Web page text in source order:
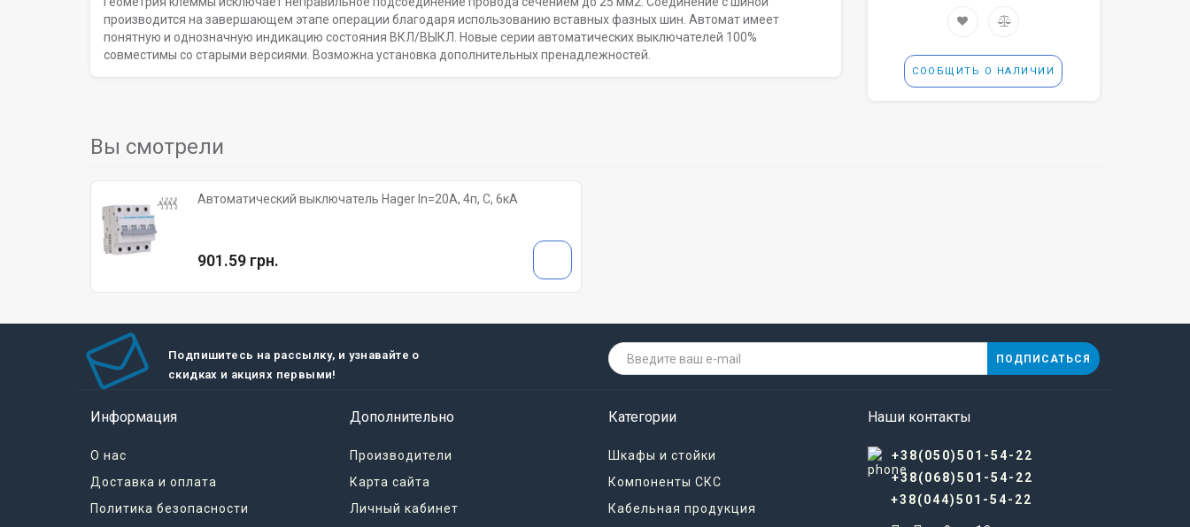
производится на завершающем этапе операции благодаря использованию вставных фазных шин. Автомат имеет
понятную и однозначную индикацию состояния ВКЛ/ВЫКЛ. Новые серии автоматических выключателей 100%
совместимы со старыми версиями. Возможна установка дополнительных пренадлежностей.
СООБЩИТЬ О НАЛИЧИИ
Вы смотрели
Автоматический выключатель Hager In=20A, 4п, C, 6кА
901.59 грн.
Подпишитесь на рассылку, и узнавайте о
скидках и акциях первыми!
ПОДПИСАТЬСЯ
Информация
О нас
Доставка и оплата
Политика безопасности
Дополнительно
Производители
Карта сайта
Личный кабинет
Категории
Шкафы и стойки
Компоненты СКС
Кабельная продукция
Наши контакты
+38(050)501-54-22
+38(068)501-54-22
+38(044)501-54-22